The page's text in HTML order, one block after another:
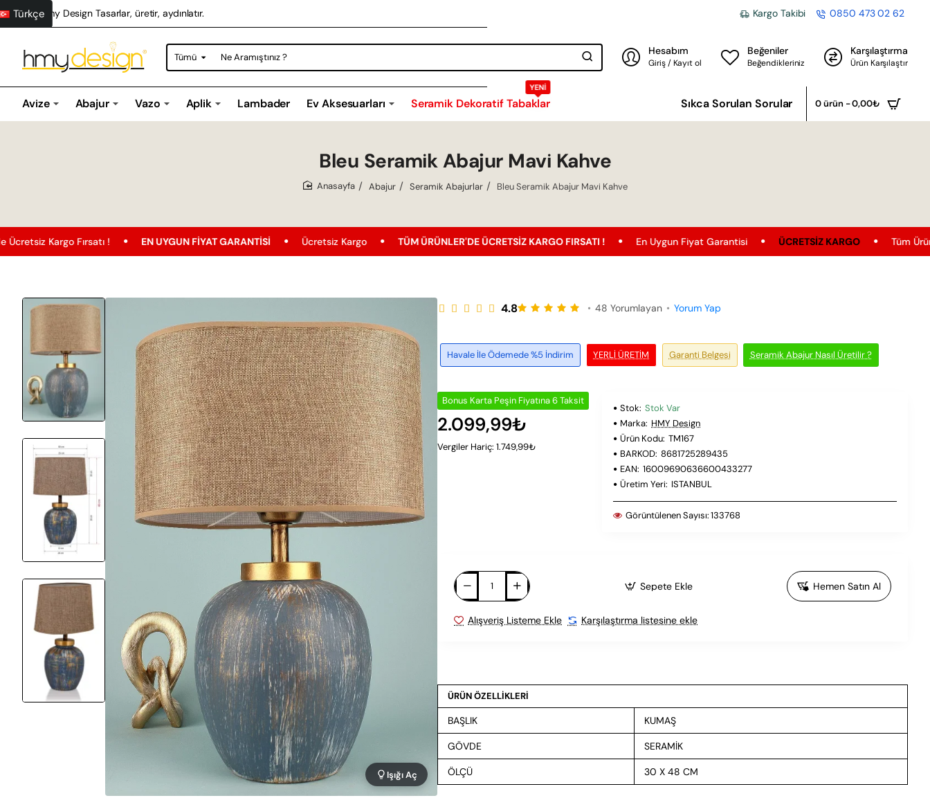
Hmy Design Tasarlar, üretir, aydınlatır.
Türkçe Kargo Takibi 0850 473 02 62
Tümü
Ne
Aramıştınız
Hesabım
Giriş / Kayıt ol
Beğeniler
Beğendikleriniz
Karşılaştırma
Ürün Karşılaştır
Avize Abajur Vazo Aplik Lambader Ev Aksesuarları Seramik Dekoratif Tabaklar
YENI
Sıkca Sorulan Sorular 0 ürün - 0,00₺
Bleu Seramik Abajur Mavi Kahve
Abajur Seramik Abajurlar Bleu Seramik Abajur Mavi Kahve
! EN UYGUN FIYAT GARANTISI Ücretsiz Kargo TÜM ÜRÜNLER'DE ÜCRETSIZ KARGO FIRSATI ! En Uygun Fiyat Garantisi ÜCRETSIZ KARGO Tüm Ürünler'de Ücretsiz Kargo
Işığı Aç
YERLI ÜRETIM
Havale İle Ödemede %5 İndirim Seramik Abajur Nasıl Üretilir ?
Garanti Belgesi
4.8 • 48 Yorumlayan • Yorum Yap
Bonus Karta Peşin Fiyatına 6 Taksit
2.099,99₺
Vergiler Hariç: 1.749,99₺
Stok: Stok Var
Marka: HMY Design
Ürün Kodu: TM167
BARKOD: 8681725289435
EAN: 16009690636600433277
Üretim Yeri: ISTANBUL
Görüntülenen Sayısı:133768
Sepete Ekle Hemen Satın Al
Alışveriş Listeme Ekle Karşılaştırma listesine ekle
ÜRÜN ÖZELLİKLERİ
BAŞLIK KUMAŞ
GÖVDE SERAMİK
ÖLÇÜ 30 X 48 CM